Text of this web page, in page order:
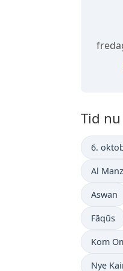
Tid
6.
Al
Aswan
Fāqūs
Kom
Nye